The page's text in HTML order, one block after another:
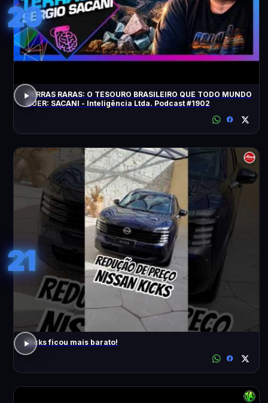
20
TERRAS RARAS: O TESOURO BRASILEIRO QUE TODO MUNDO
QUER: SACANI - Inteligência Ltda. Podcast #1902
21
Kicks ficou mais barato!